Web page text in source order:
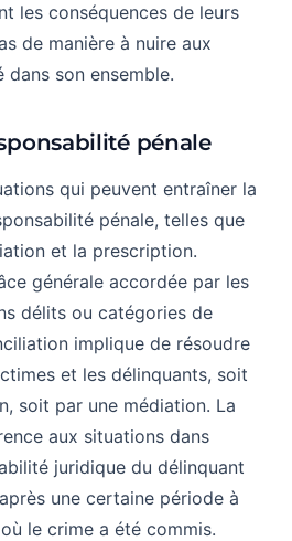
les conséquences de leurs
de manière à nuire aux
son ensemble.
pénale
qui peuvent entraîner la
pénale, telles que
et la prescription.
générale accordée par les
délits ou catégories de
implique de résoudre
et les délinquants, soit
soit par une médiation. La
aux situations dans
juridique du délinquant
une certaine période à
le crime a été commis.